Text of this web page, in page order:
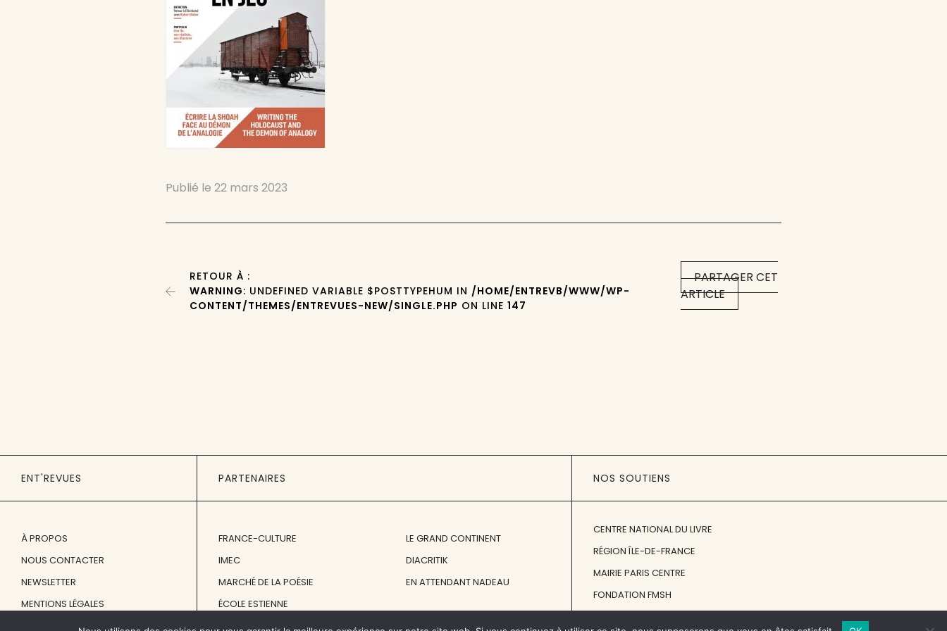
Publié le22 mars 2023
PARTAGER CET
ARTICLE
RETOUR À :
WARNING: UNDEFINED VARIABLE $POSTTYPEHUM IN /HOME/ENTREVB/WWW/WP-
CONTENT/THEMES/ENTREVUES-NEW/SINGLE.PHP ON LINE147
ENT'REVUES
À PROPOS
NOUS CONTACTER
NEWSLETTER
MENTIONS LÉGALES
PARTENAIRES
FRANCE-CULTURE
IMEC
MARCHÉ DE LA POÉSIE
ÉCOLE ESTIENNE
LE GRAND CONTINENT
DIACRITIK
EN ATTENDANT NADEAU
NOS SOUTIENS
CENTRE NATIONAL DU LIVRE
RÉGION ÎLE-DE-FRANCE
MAIRIE PARIS CENTRE
FONDATION FMSH